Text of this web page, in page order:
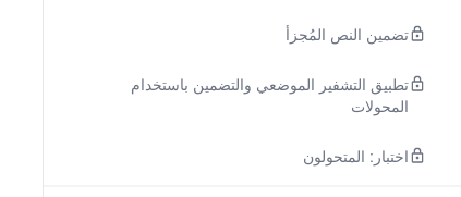
تضمين النص المُجزأ
تطبيق التشفير الموضعي والتضمين باستخدام
المحولات
اختبار: المتحولون